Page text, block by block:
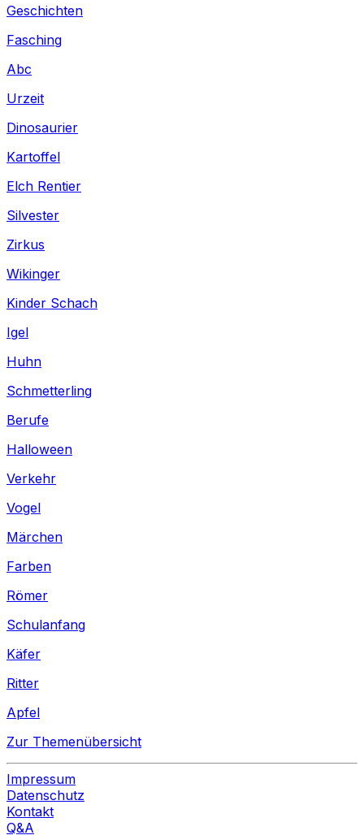
Geschichten
Fasching
Abc
Urzeit
Dinosaurier
Kartoffel
Elch Rentier
Silvester
Zirkus
Wikinger
Kinder Schach
Igel
Huhn
Schmetterling
Berufe
Halloween
Verkehr
Vogel
Märchen
Farben
Römer
Schulanfang
Käfer
Ritter
Apfel
Zur Themenübersicht
Impressum
Datenschutz
Kontakt
Q&A